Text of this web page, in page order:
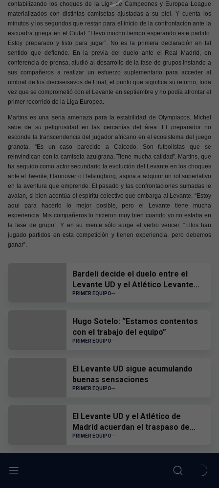
contabilizando los choques de la Liga de Campeones y Europea League
materializados con distintas camisetas ajustadas a su piel. Y cuenta los
minutos y los segundos que restan para el inicio de la confrontación ante la
escuadra griega en el Ciutat. “Llevo mucho tiempo esperando este partido.
Estoy preparado y listo para jugar”. No es la primera declaración en tal
sentido que defiende. En la previa del duelo ante el Real Madrid, en
conferencia de prensa, aludió al desarrollo de la fase de grupos instando a
sus compañeros a realizar un esfuerzo suplementario para acceder al
umbral de los dieciseisavos de Final; el punto que significa su retorno, toda
vez que se comprometió con el Levante en septiembre y no podía afrontar el
primer recorrido de la Liga Europea.
Martins es una seria amenaza para la estabilidad de Olympiacos. Michel
sabe de su peligrosidad en las cercanías del área. El preparador no
esconde la transcendencia del jugador africano en el ecosistema del juego
granota. “Es un caso parecido a Caicedo. Son futbolistas que se
reinvindican con la camiseta azulgrana. Tiene mucha calidad”. Martins, que
ha seguido como actor secundario la evolución del Levante en los choques
ante el Twente, Hannover o Helsingborg, aspira a adquirir un rol superlativo
en la aventura que emprende. El pasado y las confrontaciones sumadas le
avalan, si bien acentúa el espíritu colectivo que embarga al Levante. “Estoy
aquí para hacerlo lo mejor posible, pero el Levante tiene mucha
experiencia. Mis compañeros lo hicieron muy bien cuando yo no estaba en
la fase de grupo”. Y en su mente sólo surge el verbo vencer. “Ellos han
jugado partidos en esta competición y tienen experiencia, pero debemos
ganar”.
Bardeli decide el duelo entre el
Levante UD y el Atlético Levante
UD
PRIMER EQUIPO
Hugo Sotelo: “Estamos contentos
con el trabajo del equipo”
PRIMER EQUIPO
El Levante UD sigue acumulando
buenas sensaciones
PRIMER EQUIPO
El Levante UD y el Atlético de
Madrid acuerdan el traspaso de
Edgar Alcañiz
PRIMER EQUIPO